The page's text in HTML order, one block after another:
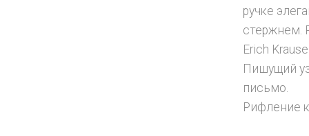
ручке
стержнем.
Erich
Пишущий
письмо.
Рифление